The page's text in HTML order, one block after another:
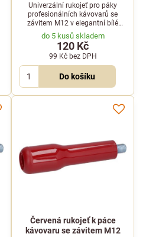
Univerzální rukojeť pro páky
profesionálních kávovarů se
závitem M12 v elegantní bílé
barvě. Ergonomický tvar zajišťuje
pohodlnou manipulaci.
do 5 kusů skladem
120 Kč
99 Kč bez DPH
Do košíku
Červená rukojeť k páce
kávovaru se závitem M12